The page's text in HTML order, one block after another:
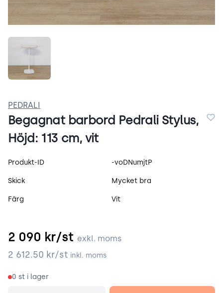
lbKoAMfy_sX6.jpeg
PEDRALI
Begagnat barbord Pedrali Stylus,
Höjd: 113 cm, vit
Produktspecifikation
Produkt-ID -voDNumjtP
Skick Mycket bra
Färg Vit
2 090 kr/st exkl. moms
2 612.50 kr/st inkl. moms
0 st i lager